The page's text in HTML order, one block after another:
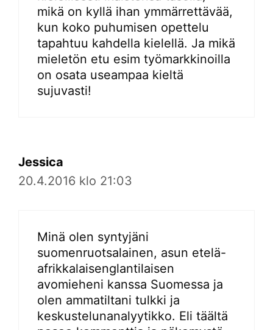
mikä on kyllä ihan ymmärrettävää,
kun koko puhumisen opettelu
tapahtuu kahdella kielellä. Ja mikä
mieletön etu esim työmarkkinoilla
on osata useampaa kieltä
sujuvasti!
Jessica
20.4.2016 klo 21:03
Minä olen syntyjäni
suomenruotsalainen, asun etelä-
afrikkalaisenglantilaisen
avomieheni kanssa Suomessa ja
olen ammatiltani tulkki ja
keskustelunanalyytikko. Eli täältä